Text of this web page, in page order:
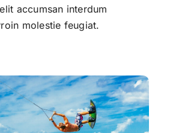
accumsan interdum
molestie feugiat.